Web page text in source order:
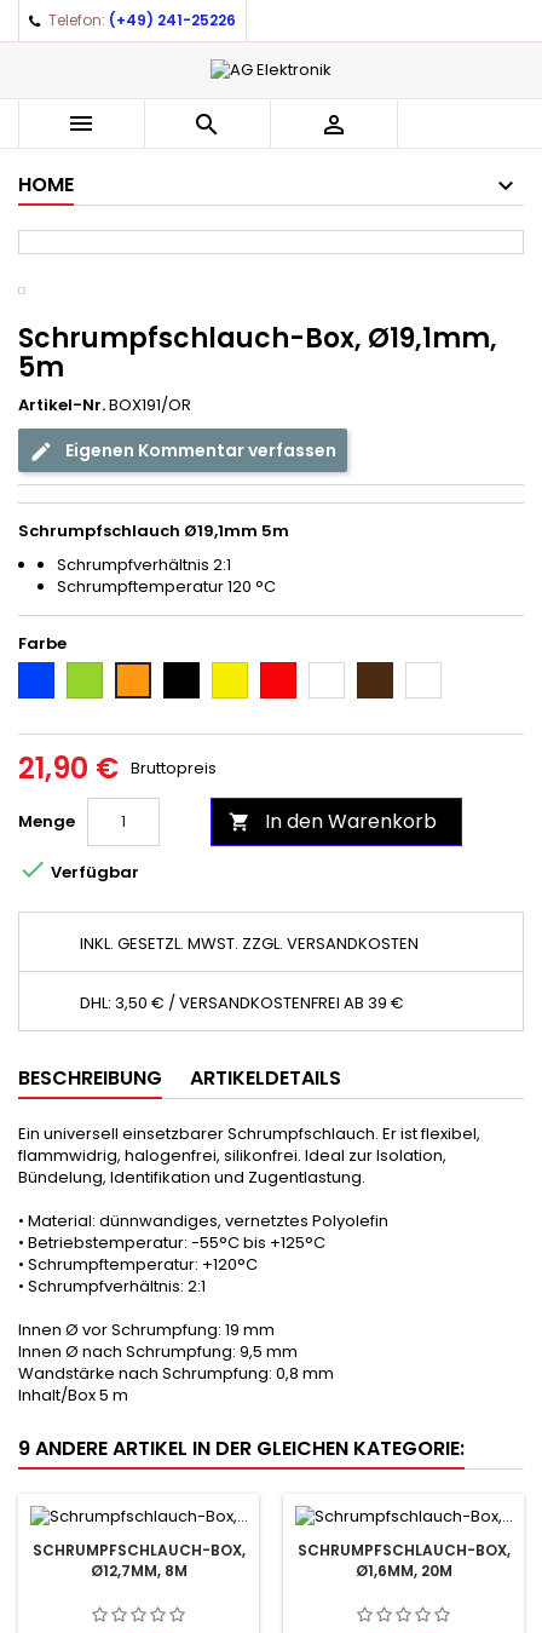
Telefon: (+49) 241-25226
  
HOME
Schrumpfschlauch-Box, Ø19,1mm,
5m
Artikel-Nr.BOX191/OR
Eigenen Kommentar verfassen
Schrumpfschlauch Ø19,1mm 5m
Schrumpfverhältnis 2:1
Schrumpftemperatur 120 °C
Farbe
weiss
21,90 € Bruttopreis
Menge  In den Warenkorb
 Verfügbar
INKL. GESETZL. MWST. ZZGL. VERSANDKOSTEN
DHL: 3,50 € / VERSANDKOSTENFREI AB 39 €
BESCHREIBUNG ARTIKELDETAILS
Ein universell einsetzbarer Schrumpfschlauch. Er ist flexibel,
flammwidrig, halogenfrei, silikonfrei. Ideal zur Isolation,
Bündelung, Identifikation und Zugentlastung.
• Material: dünnwandiges, vernetztes Polyolefin
• Betriebstemperatur: -55°C bis +125°C
• Schrumpftemperatur: +120°C
• Schrumpfverhältnis: 2:1
Innen Ø vor Schrumpfung: 19 mm
Innen Ø nach Schrumpfung: 9,5 mm
Wandstärke nach Schrumpfung: 0,8 mm
Inhalt/Box 5 m
9 ANDERE ARTIKEL IN DER GLEICHEN KATEGORIE:
SCHRUMPFSCHLAUCH-BOX,
Ø12,7MM, 8M
SCHRUMPFSCHLAUCH-BOX,
Ø1,6MM, 20M
Auf meine Wunschliste ×
add_circle_outlineCreate new list
((title)) ×
((label))
((cancelText)) ((createText))
Anmelden ×
You need to be logged in to save products in your
wishlist.
((cancelText)) ((loginText))